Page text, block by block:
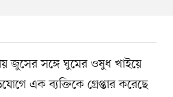
জুসের সঙ্গে ঘুমের ওষুধ খাইয়ে
এক ব্যক্তিকে গ্রেপ্তার করেছে